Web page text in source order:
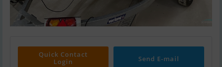
Quick Contact
Login
Send E-mail